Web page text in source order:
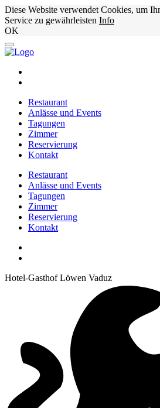
Diese Website verwendet Cookies, um
Service zu gewährleisten Info
OK
Restaurant
Anlässe und Events
Tagungen
Zimmer
Reservierung
Kontakt
Restaurant
Anlässe und Events
Tagungen
Zimmer
Reservierung
Kontakt
Hotel-Gasthof Löwen Vaduz